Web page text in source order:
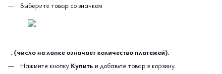
Выберите товар со значком
. (число на лапке означает количество платежей).
Нажмите кнопку Купить и добавьте товар в корзину.